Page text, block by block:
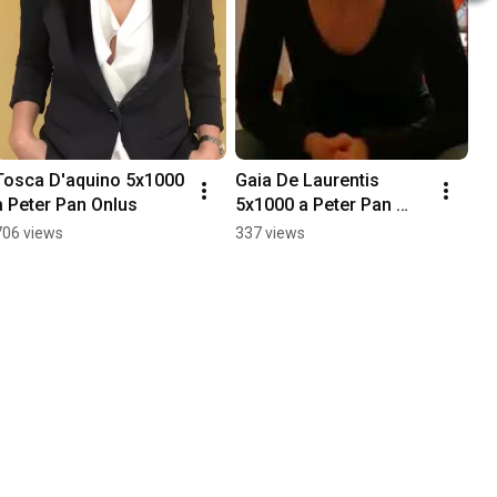
D'aquino 5x1000
Peter Pan Onlus
views
Gaia De Laurentis
5x1000 a Peter Pan
Onlus
337 views